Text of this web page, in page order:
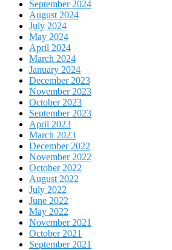
September 2024
August 2024
July 2024
May 2024
April 2024
March 2024
January 2024
December 2023
November 2023
October 2023
September 2023
April 2023
March 2023
December 2022
November 2022
October 2022
August 2022
July 2022
June 2022
May 2022
November 2021
October 2021
September 2021